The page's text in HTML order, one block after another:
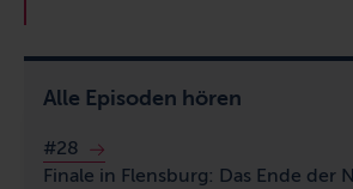
Alle Episoden hören
#28
Finale in Flensburg: Das Ende der